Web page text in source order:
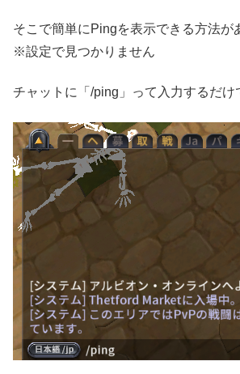
そこで簡単にPingを表示できる方法が
※設定で見つかりません
チャットに「/ping」って入力するだけ